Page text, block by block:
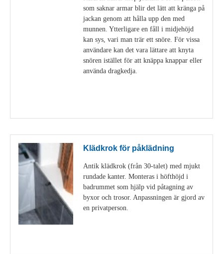
som saknar armar blir det lätt att kränga på
jackan genom att hålla upp den med
munnen. Ytterligare en fåll i midjehöjd
kan sys, vari man trär ett snöre. För vissa
användare kan det vara lättare att knyta
snören istället för att knäppa knappar eller
använda dragkedja.
Klädkrok för påklädning
Antik klädkrok (från 30-talet) med mjukt
rundade kanter. Monteras i höfthöjd i
badrummet som hjälp vid påtagning av
byxor och trosor. Anpassningen är gjord av
en privatperson.